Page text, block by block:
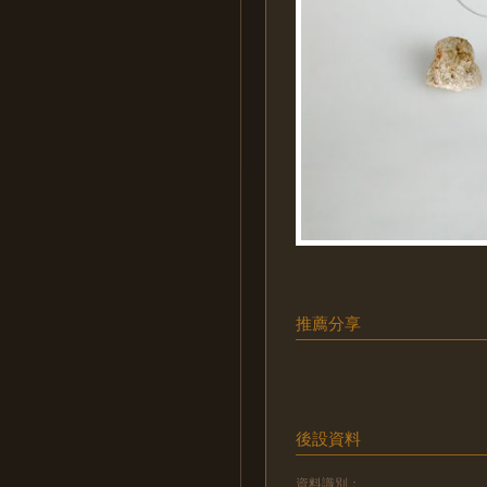
推薦分享
後設資料
資料識別：